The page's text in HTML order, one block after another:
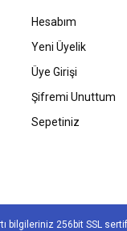
Gönder
Hesabım
Yeni Üyelik
Üye Girişi
Şifremi Unuttum
Sepetiniz
bilgileriniz 256bit SSL